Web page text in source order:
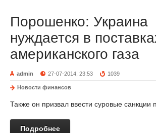
Порошенко: Украина
нуждается в
американского газа
admin 27-07-2014, 23:53 1039
Новости финансов
Также он призвал ввести суровые санкции
Подробнее